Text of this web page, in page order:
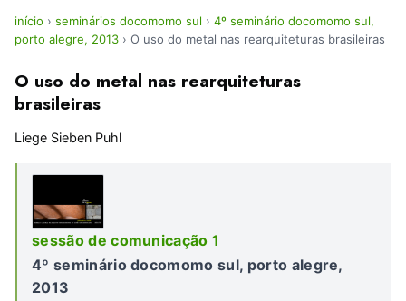
início › seminários docomomo sul › 4º seminário docomomo sul,
porto alegre, 2013 › O uso do metal nas rearquiteturas brasileiras
O uso do metal nas rearquiteturas
brasileiras
Liege Sieben Puhl
sessão de comunicação 1
4º seminário docomomo sul, porto alegre,
2013